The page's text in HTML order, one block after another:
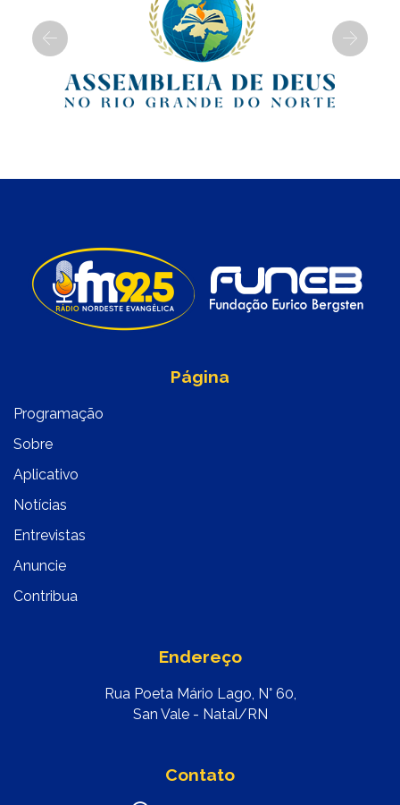
Previous Next
Página
Programação
Sobre
Aplicativo
Notícias
Entrevistas
Anuncie
Contribua
Endereço
Rua Poeta Mário Lago, N° 60,
San Vale - Natal/RN
Contato